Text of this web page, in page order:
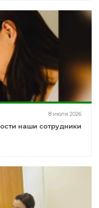
8 июля 2026
наши сотрудники